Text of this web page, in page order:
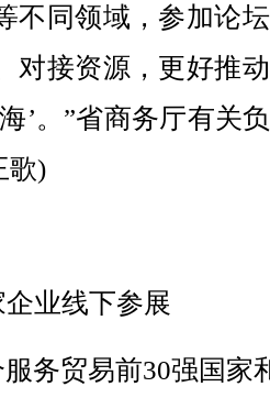
不同领域，参加论
对接资源，更好推
’。”省商务厅有关
歌)
业线下参展
贸易前30强国家